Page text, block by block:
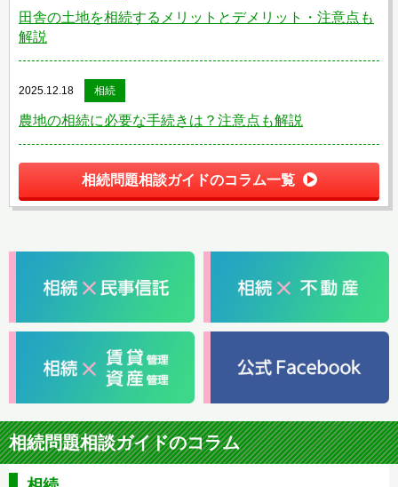
田舎の土地を相続するメリットとデメリット・注意点も
解説
2025.12.18 相続
農地の相続に必要な手続きは？注意点も解説
相続問題相談ガイドのコラム一覧
相続問題相談ガイドのコラム